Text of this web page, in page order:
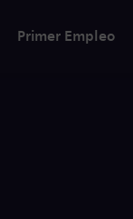
Primer Empleo